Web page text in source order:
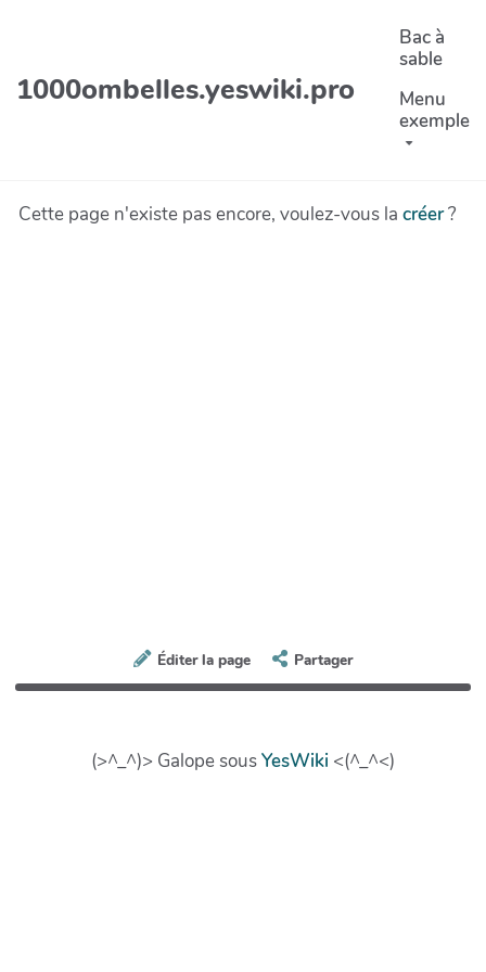
1000ombelles.yeswiki.pro
Bac à
sable
Menu
exemple
Cette page n'existe pas encore, voulez-vous la créer?
Éditer la page Partager
(>^_^)> Galope sousYesWiki <(^_^<)